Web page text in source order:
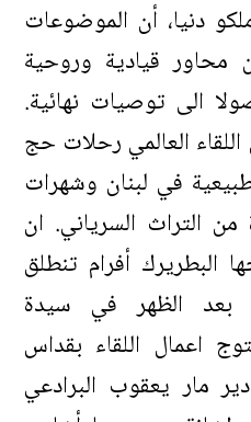
دنيا، أن الموضوعات
محاور قيادية وروحية
الى توصيات نهائية.
العالمي رحلات حج
في لبنان وشهرات
التراث السرياني. ان
البطريرك أفرام تنطلق
19 اب بعد الظهر في سيدة
اعمال اللقاء بقداس
مار يعقوب البرادعي